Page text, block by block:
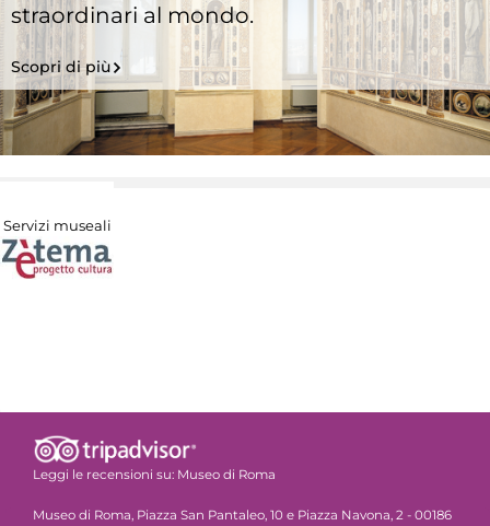
straordinari al mondo.
Scopri di più
Servizi museali
Leggi le recensioni su: Museo di Roma
Museo di Roma, Piazza San Pantaleo, 10 e Piazza Navona, 2 - 00186